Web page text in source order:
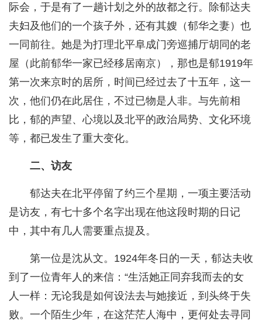
际会，于是有了一趟计划之外的故都之行。除郁达夫
夫妇及他们的一个孩子外，还有其嫂（郁华之妻）也
一同前往。她是为打理北平阜成门旁巡捕厅胡同的老
屋（此前郁华一家已经移居南京），那也是郁1919年
第一次来京时的居所，时间已经过去了十五年，这一
次，他们仍在此居住，不过已物是人非。与先前相
比，郁的声望、心境以及北平的政治局势、文化环境
等，都已发生了重大变化。
二、访友
郁达夫在北平停留了约三个星期，一项主要活动
是访友，有七十多个名字出现在他这段时期的日记
中，其中有几人需要重点提及。
第一位是沈从文。1924年冬日的一天，郁达夫收
到了一位青年人的来信：“生活她正同弃我而去的女
人一样：无论我是如何设法去与她接近，到头终于失
败。一个陌生少年，在这茫茫人海中，更何处去寻同